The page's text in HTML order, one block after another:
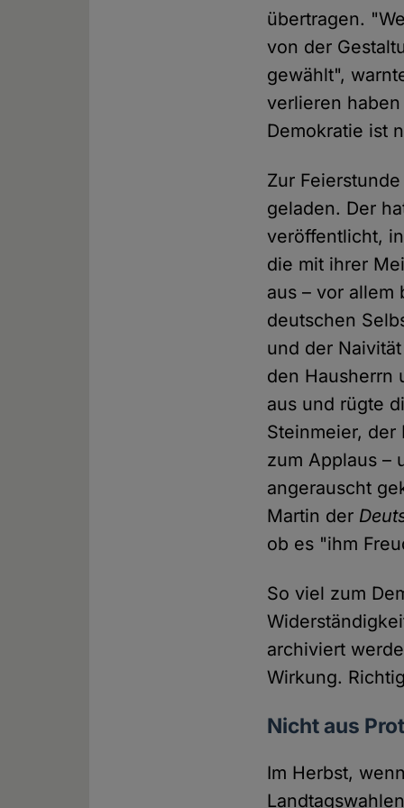
übertragen.
von der
gewählt",
verlieren
Demokratie ist
Zur
geladen. Der
veröffentlicht,
die mit ihrer
aus – vor allem
deutschen
und der
den Hausherrn
aus und rügte
Steinmeier,
zum Applaus –
angerauscht
Martin der
ob es "ihm
So viel zum
archiviert
Wirkung.
Nicht aus
Im Herbst,